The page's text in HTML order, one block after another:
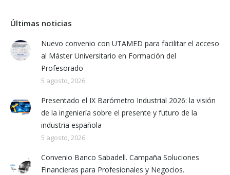
Últimas noticias
Nuevo convenio con UTAMED para facilitar el acceso
al Máster Universitario en Formación del
Profesorado
5 agosto, 2026
Presentado el IX Barómetro Industrial 2026: la visión
de la ingeniería sobre el presente y futuro de la
industria española
5 agosto, 2026
Convenio Banco Sabadell. Campaña Soluciones
Financieras para Profesionales y Negocios.